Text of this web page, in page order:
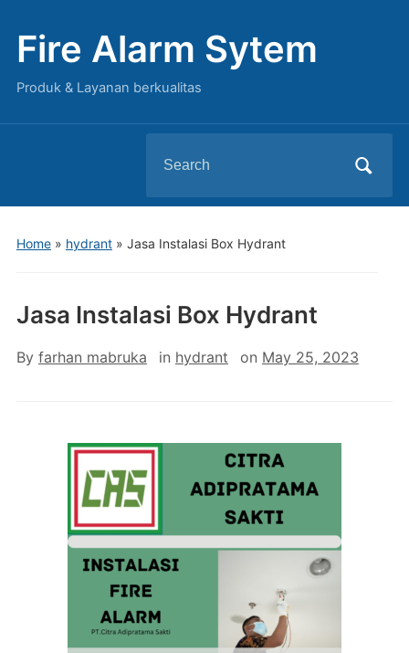
Fire Alarm Sytem
Produk & Layanan berkualitas
for:
Home» hydrant» Jasa Instalasi Box Hydrant
Jasa Instalasi Box Hydrant
By farhan mabruka in hydrant on May 25, 2023